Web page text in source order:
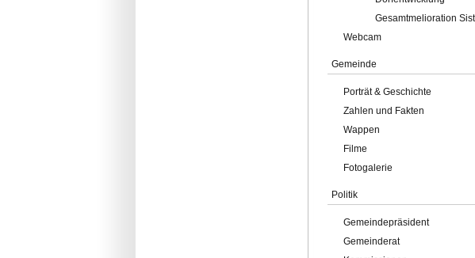
Gesamtmelioration
Webcam
Gemeinde
Porträt & Geschichte
Zahlen und Fakten
Wappen
Filme
Fotogalerie
Politik
Gemeindepräsident
Gemeinderat